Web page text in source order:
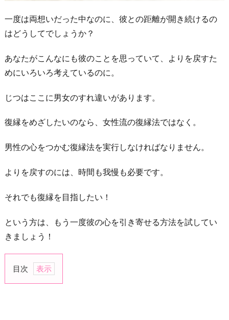
一度は両想いだった中なのに、彼との距離が開き続けるの
はどうしてでしょうか？
あなたがこんなにも彼のことを思っていて、よりを戻すた
めにいろいろ考えているのに。
じつはここに男女のすれ違いがあります。
復縁をめざしたいのなら、女性流の復縁法ではなく。
男性の心をつかむ復縁法を実行しなければなりません。
よりを戻すのには、時間も我慢も必要です。
それでも復縁を目指したい！
という方は、もう一度彼の心を引き寄せる方法を試してい
きましょう！
目次
１.